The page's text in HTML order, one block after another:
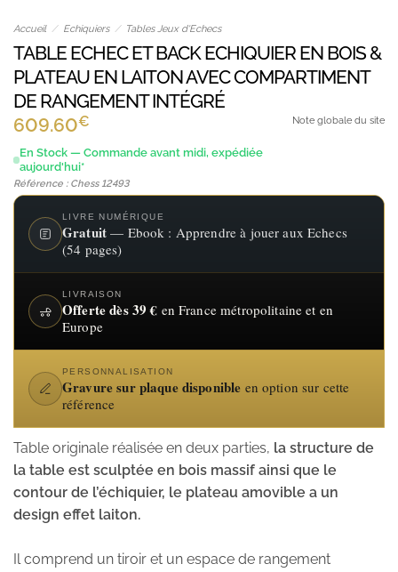
Accueil / Echiquiers / Tables Jeux d'Echecs
TABLE ECHEC ET BACK ECHIQUIER EN BOIS &
PLATEAU EN LAITON AVEC COMPARTIMENT
DE RANGEMENT INTÉGRÉ
609.60€
En Stock — Commande avant midi, expédiée
aujourd'hui*
Référence : Chess 12493
Note globale du site
LIVRE NUMÉRIQUE
Gratuit — Ebook : Apprendre à jouer aux Echecs
(54 pages)
LIVRAISON
Offerte dès 39 € en France métropolitaine et en
Europe
PERSONNALISATION
Gravure sur plaque disponible en option sur cette
référence
Table originale réalisée en deux parties, la structure de
la table est sculptée en bois massif ainsi que le
contour de l’échiquier, le plateau amovible a un
design effet laiton.
Il comprend un tiroir et un espace de rangement